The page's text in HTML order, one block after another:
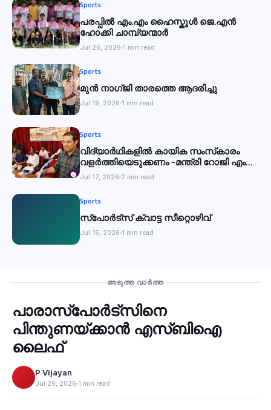
Sports
പരപ്പിൽ എം.എം ഹൈസ്കൂൾ ജെ.എൻ
ഹോക്കി ചാമ്പ്യന്മാർ
Jul 26, 2026 1 min read
Sports
മുൻ നാഗ്ജി താരത്തെ ആദരിച്ചു
Jul 19, 2026 1 min read
Sports
വിദ്യാര്‍ഥികളില്‍ കായിക സംസ്‌കാരം
വളര്‍ത്തിയെടുക്കണം -മന്ത്രി റോജി എം
ജോൺ
Jul 17, 2026 2 min read
Sports
സ്‌പോര്‍ട്സ് ക്വാട്ട സീറ്റൊഴിവ്
Jul 15, 2026 1 min read
അടുത്ത വാർത്ത
‹
പാരാസ്‌പോര്‍ട്‌സിനെ
പിന്തുണയ്ക്കാന്‍ എസ്ബിഐ
ലൈഫ്
P Vijayan
Jul 29, 2026 1 min read